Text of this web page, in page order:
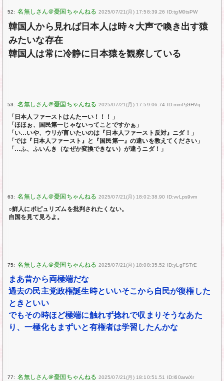
52: 2025/07/21(月) 17:58:39.26 ID:tgM0tsPW
韓国人から見れば日本人は時々大声で喚き出す猿
みたいな存在
韓国人は常に冷静に日本猿を観察している
53: 2025/07/21(月) 17:59:06.74 ID:mmPjGHVq
「日本人ファーストはんたーい！！！」
「ほほぉ、国民第一じゃないってことですかぁ」
「い…いや、ウリが言いたいのは『日本人ファースト反対』ニダ！」
「では『日本人ファースト』と『国民第一』の違いを教えてください」
「…ふ、ふいんき（なぜか変換できない）が違うニダ！」
63: 2025/07/21(月) 18:02:38.90 ID:vvLps9vm
○鮮人にポピュリズムを批判されたくない。
自国を見て見ろよ。
75: 2025/07/21(月) 18:08:35.52 ID:yLgFSTrE
まあ昔から両極端だな
過去の民主党政権誕生時といいそこから自民が復権した
ときといい
でもその時ほど極端に触れず捻れで収まりそうなあた
り、一極化もまずいと有権者は学習したんかな
77: 2025/07/21(月) 18:10:51.51 ID:l60arwXr